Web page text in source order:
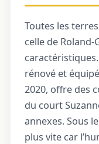
Toutes les
celle de
rénové et
2020, offre des
du court
annexes. Sous
plus vite car